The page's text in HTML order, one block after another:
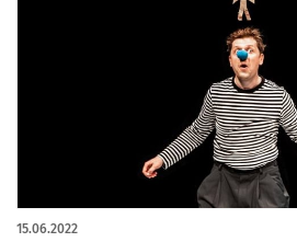
15.06.2022
artykuł z galerią zdjęć